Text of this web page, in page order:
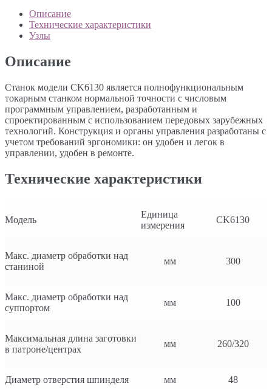
Описание
Технические характеристики
Узлы
Описание
Станок модели CK6130 является полнофункциональным
токарным станком нормальной точности с числовым
программным управлением, разработанным и
спроектированным с использованием передовых зарубежных
технологий. Конструкция и органы управления разработаны с
учетом требований эргономики: он удобен и легок в
управлении, удобен в ремонте.
Технические характеристики
Модель
Единица
измерения
CK6130
Макс. диаметр обработки над
станиной
мм 300
Макс. диаметр обработки над
суппортом
мм 100
Максимальная длина заготовки
в патроне/центрах
мм 260/320
Диаметр отверстия шпинделя мм 48